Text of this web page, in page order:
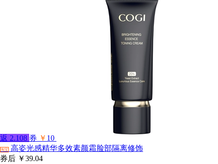
返 2.108 券 ￥ 10
淘宝 高姿光感精华多效素颜霜脸部隔离修饰
券后 ￥39.04